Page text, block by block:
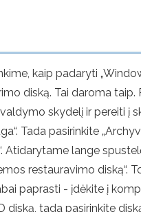
kaip padaryti
diską. Tai daroma taip.
skydelį ir pereiti į
Tada pasirinkite
Atidarytame lange
restauravimo diską“.
paprasti - įdėkite į
diską, tada pasirinkite